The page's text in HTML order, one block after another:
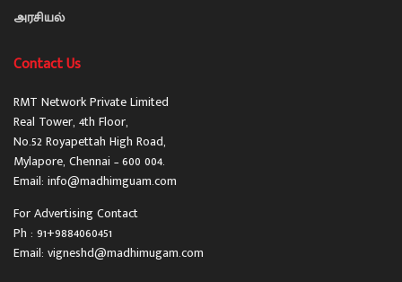
அரசியல்
Contact Us
RMT Network Private Limited
Real Tower, 4th Floor,
No.52 Royapettah High Road,
Mylapore, Chennai – 600 004.
Email: info@madhimguam.com
For Advertising Contact
Ph : 91+9884060451
Email: vigneshd@madhimugam.com